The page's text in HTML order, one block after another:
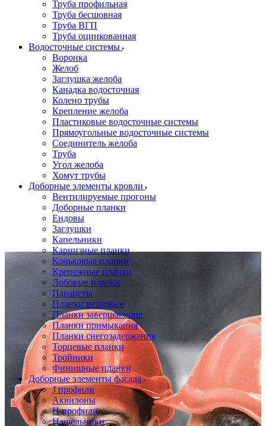
Труба профильная
Труба бесшовная
Труба ВГП
Труба оцинкованная
Водосточные системы
Воронка
Желоб
Заглушка желоба
Канадка водосточная
Колено трубы
Крепление желоба
Пластиковые водосточные системы
Прямоугольные водосточные системы
Соединитель желоба
Труба
Угол желоба
Хомут трубы
Доборные элементы кровли
Вентилируемые прогоны
Доборные планки
Ендовы
Заглушки
Капельники
Карнизные планки
Коньковые планки
Крепежные планки
Лобовые планки
Парапеты
Планки ветровые
Планки завершающие
Планки примыкания
Планки снегозадержания
Торцевые планки
Тройники
Финишные планки
Доборные элементы фасада
J профили
Аквилоны
Н профили
Нащельники